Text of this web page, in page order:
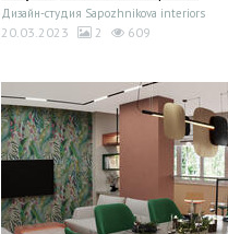
Дизайн-студия Sapozhnikova interiors
20.03.2023 2 609